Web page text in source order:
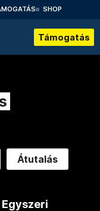
SHOP
Támogatás
Átutalás
Egyszeri